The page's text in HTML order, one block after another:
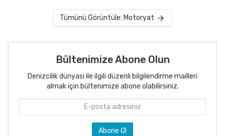
Tümünü Görüntüle: Motoryat
Bültenimize Abone Olun
Denizcilik dünyası ile ilgili düzenli bilgilendirme mailleri
almak için bültenimize abone olabilirsiniz.